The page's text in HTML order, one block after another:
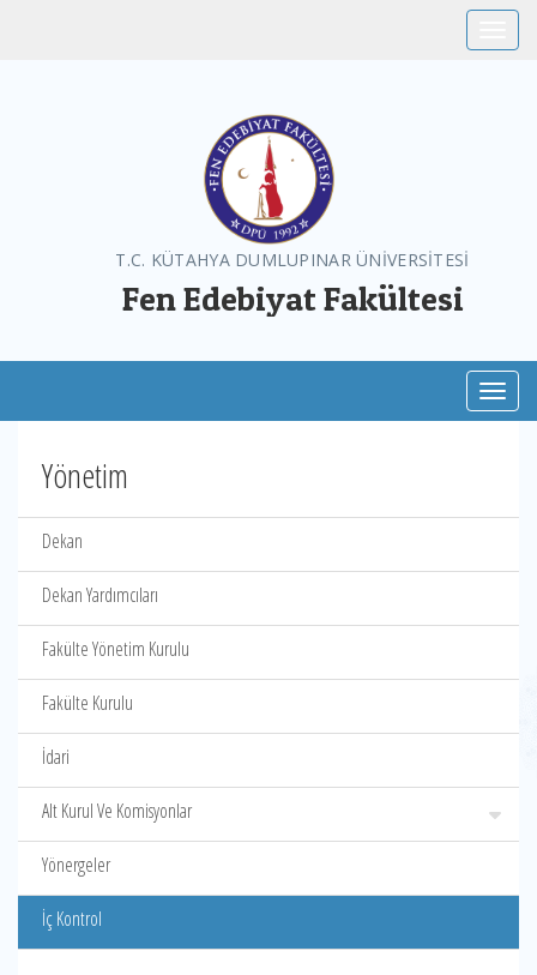
T.C. KÜTAHYA DUMLUPINAR ÜNİVERSİTESİ
Fen Edebiyat Fakültesi
Yönetim
Dekan
Dekan Yardımcıları
Fakülte Yönetim Kurulu
Fakülte Kurulu
İdari
Alt Kurul Ve Komisyonlar
Yönergeler
İç Kontrol